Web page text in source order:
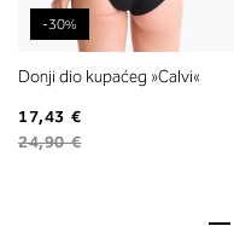
-30%
Donji dio kupaćeg »Calvi«
17,43 €
24,90 €